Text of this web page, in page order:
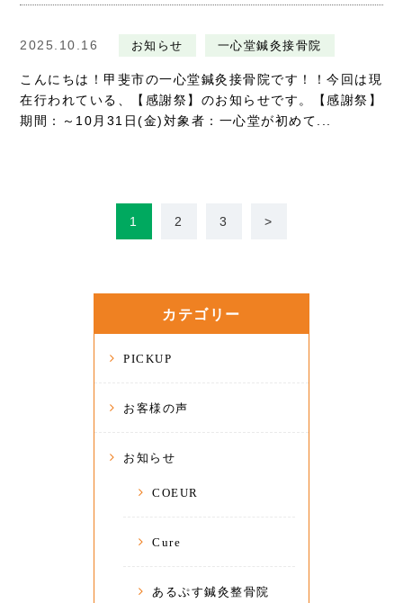
2025.10.16 お知らせ 一心堂鍼灸接骨院
こんにちは！甲斐市の一心堂鍼灸接骨院です！！今回は現
在行われている、【感謝祭】のお知らせです。【感謝祭】
期間：～10月31日(金)対象者：一心堂が初めて...
1 2 3 >
カテゴリー
PICKUP
お客様の声
お知らせ
COEUR
Cure
あるぷす鍼灸整骨院